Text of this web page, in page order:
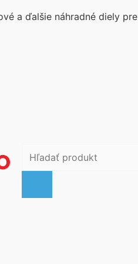
a ďalšie náhradné diely pre
Vyhľadať